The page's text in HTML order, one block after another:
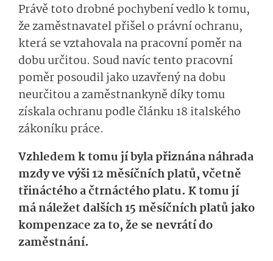
Právě toto drobné pochybení vedlo k tomu,
že zaměstnavatel přišel o právní ochranu,
která se vztahovala na pracovní poměr na
dobu určitou. Soud navíc tento pracovní
poměr posoudil jako uzavřený na dobu
neurčitou a zaměstnankyně díky tomu
získala ochranu podle článku 18 italského
zákoníku práce.
Vzhledem k tomu jí byla přiznána náhrada
mzdy ve výši 12 měsíčních platů, včetně
třináctého a čtrnáctého platu. K tomu jí
má náležet dalších 15 měsíčních platů jako
kompenzace za to, že se nevrátí do
zaměstnání.